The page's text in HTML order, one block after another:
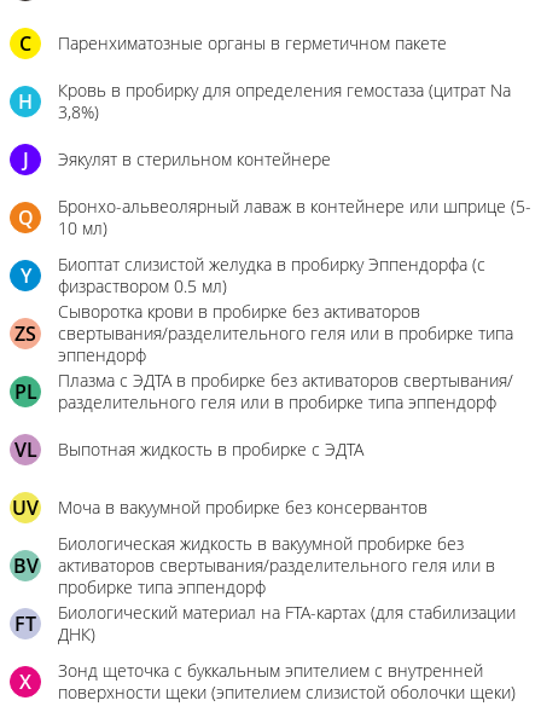
C Паренхиматозные органы в герметичном пакете
H
Кровь в пробирку для определения гемостаза (цитрат Na
3,8%)
J Эякулят в стерильном контейнере
Q
Бронхо-альвеолярный лаваж в контейнере или шприце (5-
10 мл)
Y
Биоптат слизистой желудка в пробирку Эппендорфа (с
физраствором 0.5 мл)
ZS
Сыворотка крови в пробирке без активаторов
свертывания/разделительного геля или в пробирке типа
эппендорф
PL
Плазма с ЭДТА в пробирке без активаторов свертывания/
разделительного геля или в пробирке типа эппендорф
VL Выпотная жидкость в пробирке с ЭДТА
UV Моча в вакуумной пробирке без консервантов
BV
Биологическая жидкость в вакуумной пробирке без
активаторов свертывания/разделительного геля или в
пробирке типа эппендорф
FT
Биологический материал на FTA-картах (для стабилизации
ДНК)
X
Зонд щеточка с буккальным эпителием с внутренней
поверхности щеки (эпителием слизистой оболочки щеки)